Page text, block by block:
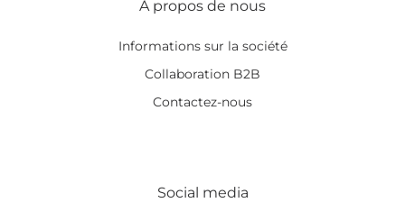
À propos de nous
Informations sur la société
Collaboration B2B
Contactez-nous
Social media